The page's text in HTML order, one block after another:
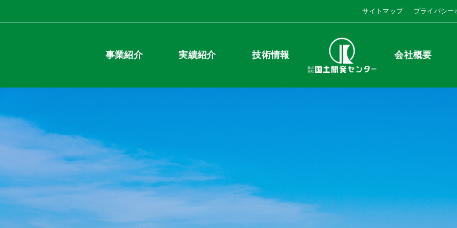
サイトマップ プライバシー
事業紹介 実績紹介 技術情報 会社概要